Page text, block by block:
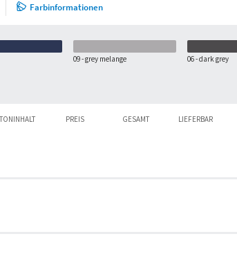
09 - grey melange 06 - dark grey
Farbinformationen
PREIS GESAMT LIEFERBAR